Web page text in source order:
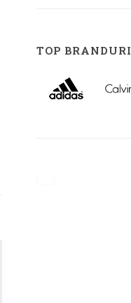
TOP BRANDURI